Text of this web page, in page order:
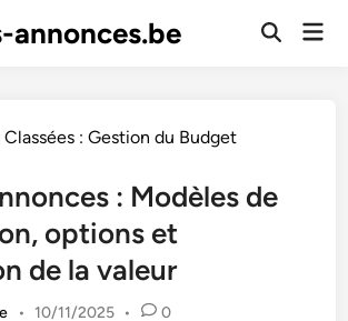
annonces.be
Open
: Gestion du Budget
: Modèles de
options et
de la valeur
• 10/11/2025 • 0